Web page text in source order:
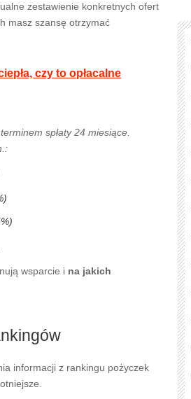
zestawienie konkretnych ofert
masz szansę otrzymać
czy to opłacalne
spłaty 24 miesiące.
wsparcie i na jakich
informacji z rankingu pożyczek